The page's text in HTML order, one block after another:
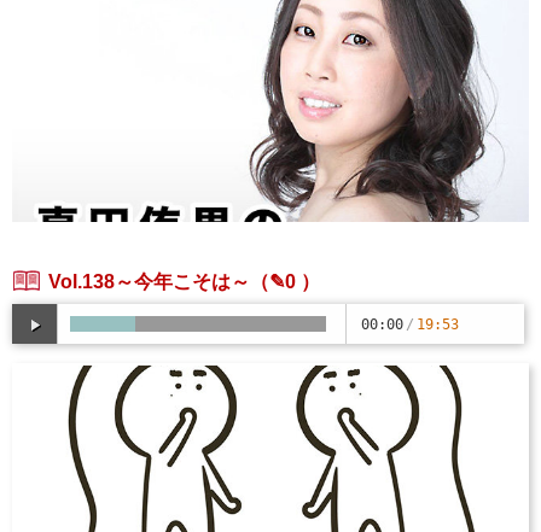
Vol.138～今年こそは～ （✎0 ）
00:00 / 19:53